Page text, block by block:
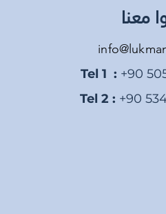
معنا
Tel 1 : +90
Tel 2 : +90